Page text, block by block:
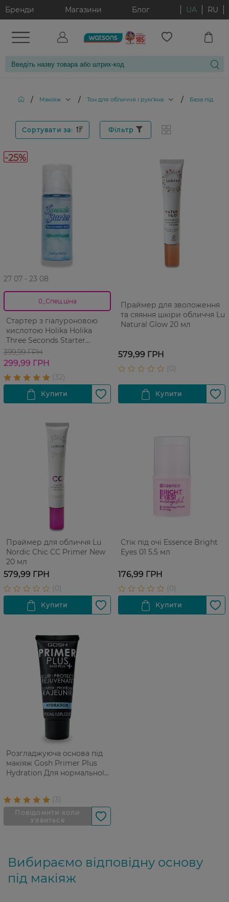
Бренди Магазини Блог UA RU
/ Макіяж / Тон для обличчя і рум'яна / База під
Сортувати за: Фільтр
-25%
27 07 - 23 08
0_Спец.ціна
Стартер з гіалуроновою
кислотою Holika Holika
Three Seconds Starter
Moisturizing Hyaluronic Acid
150 мл
399,99 ГРН
299,99 ГРН
Праймер для зволоження
та сяяння шкіри обличчя Lu
Natural Glow 20 мл
579,99 ГРН
Праймер для обличчя Lu
Nordic Chic СС Primer New
20 мл
579,99 ГРН
Стік під очі Essence Bright
Eyes 01 5.5 мл
176,99 ГРН
Розгладжуюча основа під
макіяж Gosh Primer Plus
Hydration Для нормальної
Вибираємо відповідну основу
під макіяж